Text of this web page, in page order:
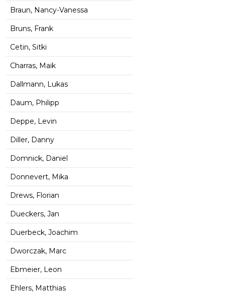
Braun, Nancy-Vanessa
Bruns, Frank
Cetin, Sitki
Charras, Maik
Dallmann, Lukas
Daum, Philipp
Deppe, Levin
Diller, Danny
Domnick, Daniel
Donnevert, Mika
Drews, Florian
Dueckers, Jan
Duerbeck, Joachim
Dworczak, Marc
Ebmeier, Leon
Ehlers, Matthias